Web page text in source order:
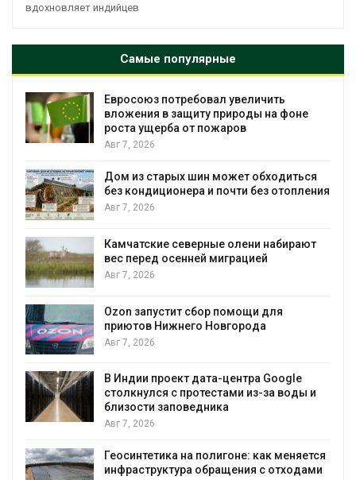
вдохновляет индийцев
Самые популярные
Евросоюз потребовал увеличить
вложения в защиту природы на фоне
роста ущерба от пожаров
Авг 7, 2026
Дом из старых шин может обходиться
без кондиционера и почти без отопления
Авг 7, 2026
Камчатские северные олени набирают
вес перед осенней миграцией
Авг 7, 2026
Ozon запустит сбор помощи для
приютов Нижнего Новгорода
Авг 7, 2026
В Индии проект дата-центра Google
столкнулся с протестами из-за воды и
близости заповедника
Авг 7, 2026
Геосинтетика на полигоне: как меняется
инфраструктура обращения с отходами